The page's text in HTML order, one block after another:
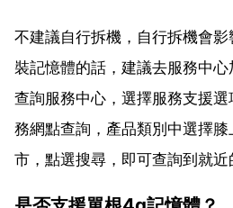
不建議自行拆機，自行拆機會
裝記憶體的話，建議去服務中
查詢服務中心，選擇服務支援
務網點查詢，產品類別中選擇
市，點選搜尋，即可查詢到就近